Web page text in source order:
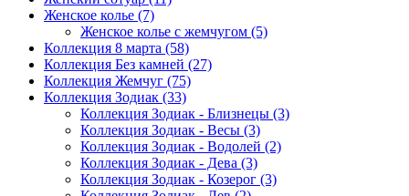
Женское колье (7)
Женское колье с жемчугом (5)
Коллекция 8 марта (58)
Коллекция Без камней (27)
Коллекция Жемчуг (75)
Коллекция Зодиак (33)
Коллекция Зодиак - Близнецы (3)
Коллекция Зодиак - Весы (3)
Коллекция Зодиак - Водолей (2)
Коллекция Зодиак - Дева (3)
Коллекция Зодиак - Козерог (3)